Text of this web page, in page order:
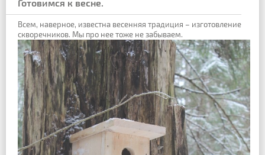
Готовимся к весне.
Всем, наверное, известна весенняя традиция – изготовление
скворечников. Мы про нее тоже не забываем.